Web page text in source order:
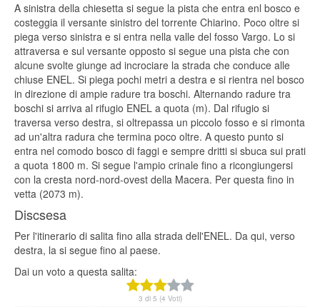
A sinistra della chiesetta si segue la pista che entra enl bosco e
costeggia il versante sinistro del torrente Chiarino. Poco oltre si
piega verso sinistra e si entra nella valle del fosso Vargo. Lo si
attraversa e sul versante opposto si segue una pista che con
alcune svolte giunge ad incrociare la strada che conduce alle
chiuse ENEL. Si piega pochi metri a destra e si rientra nel bosco
in direzione di ampie radure tra boschi. Alternando radure tra
boschi si arriva al rifugio ENEL a quota (m). Dal rifugio si
traversa verso destra, si oltrepassa un piccolo fosso e si rimonta
ad un'altra radura che termina poco oltre. A questo punto si
entra nel comodo bosco di faggi e sempre dritti si sbuca sui prati
a quota 1800 m. Si segue l'ampio crinale fino a ricongiungersi
con la cresta nord-nord-ovest della Macera. Per questa fino in
vetta (2073 m).
Discsesa
Per l'itinerario di salita fino alla strada dell'ENEL. Da qui, verso
destra, la si segue fino al paese.
Dai un voto a questa salita:
3 di 5 (4 Voti)